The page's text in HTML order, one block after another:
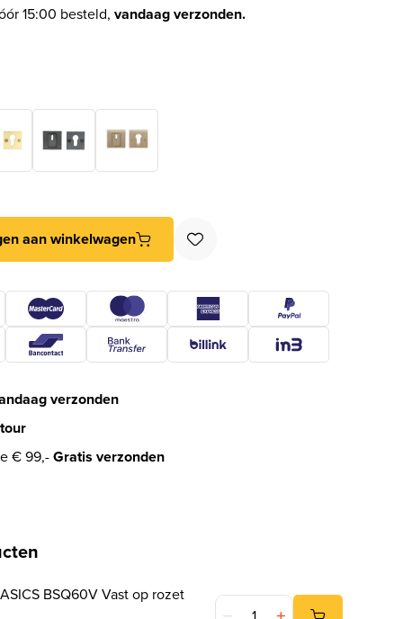
15:00 besteld, vandaag verzonden.
BSQVEIL met kerntrekbeveiliging vierkant donker brons
aan winkelwagen
verzonden
€ 99,-Gratis verzonden
BSQ60V Vast op rozet Voordeurknop BASICS